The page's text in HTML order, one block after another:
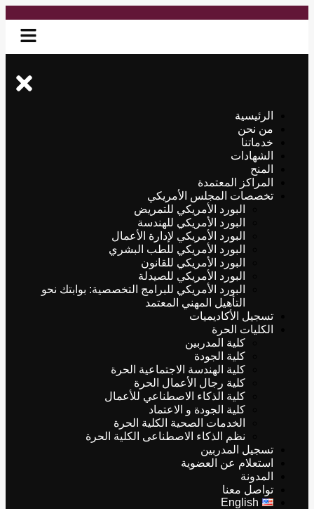
الرئيسية
من نحن
خدماتنا
الشهادات
المنح
المراكز المعتمدة
تخصصات المجلس الأمريكي
البورد الأمريكي للتمريض
البورد الأمريكي للهندسة
البورد الأمريكي لإدارة الأعمال
البورد الأمريكي للطب البشري
البورد الأمريكي للقانون
البورد الأمريكي للصيدلة
البورد الأمريكي للبرامج التخصصية: بوابتك نحو
التأهيل المهني المعتمد
تسجيل الأكاديميات
الكليات الحرة
كلية المدربين
كلية الجودة
كلية الهندسة الاجتماعية الحرة
كلية رجال الأعمال الحرة
كلية الذكاء الاصطناعي للأعمال
كلية الجودة و الاعتماد
الخدمات الصحية الكلية الحرة
نظم الذكاء الاصطناعى الكلية الحرة
تسجيل المدربين
استعلام عن العضوية
المدونة
تواصل معنا
English